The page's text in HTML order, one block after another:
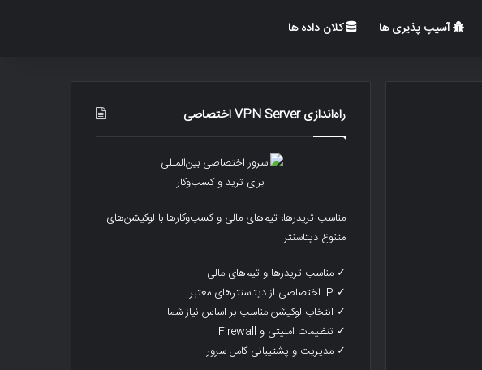
آسیپ پذیری ها کلان داده ها
راه‌اندازی VPN Server اختصاصی
مناسب تریدرها، تیم‌های مالی و کسب‌وکارها با لوکیشن‌های
متنوع دیتاسنتر
✓ مناسب تریدرها و تیم‌های مالی
✓ IP اختصاصی از دیتاسنترهای معتبر
✓ انتخاب لوکیشن مناسب بر اساس نیاز شما
✓ تنظیمات امنیتی و Firewall
✓ مدیریت و پشتیبانی کامل سرور